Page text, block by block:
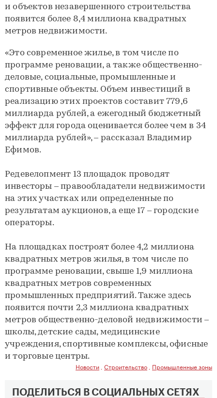
и объектов незавершенного строительства
появится более 8,4 миллиона квадратных
метров недвижимости.
«Это современное жилье, в том числе по
программе реновации, а также общественно-
деловые, социальные, промышленные и
спортивные объекты. Объем инвестиций в
реализацию этих проектов составит 779,6
миллиарда рублей, а ежегодный бюджетный
эффект для города оценивается более чем в 34
миллиарда рублей», – рассказал Владимир
Ефимов.
Редевелопмент 13 площадок проводят
инвесторы – правообладатели недвижимости
на этих участках или определенные по
результатам аукционов, а еще 17 – городские
операторы.
На площадках построят более 4,2 миллиона
квадратных метров жилья, в том числе по
программе реновации, свыше 1,9 миллиона
квадратных метров современных
промышленных предприятий. Также здесь
появится почти 2,3 миллиона квадратных
метров общественно-деловой недвижимости –
школы, детские сады, медицинские
учреждения, спортивные комплексы, офисные
и торговые центры.
Новости Строительство Промышленные зоны
ПОДЕЛИТЬСЯ В СОЦИАЛЬНЫХ СЕТЯХ